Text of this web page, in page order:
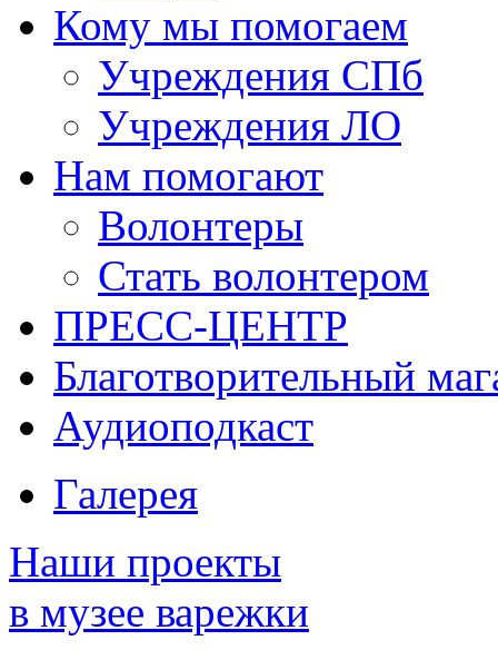
Кому мы помогаем
Учреждения СПб
Учреждения ЛО
Нам помогают
Волонтеры
Стать волонтером
ПРЕСС-ЦЕНТР
Благотворительный
Аудиоподкаст
Галерея
Наши проекты
в музее варежки